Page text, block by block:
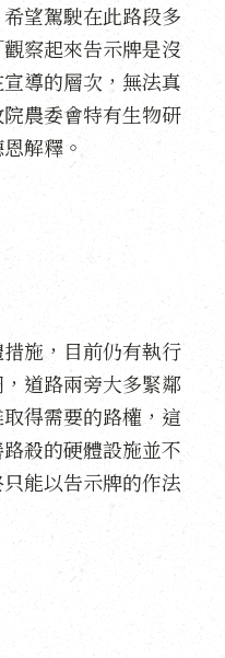
望駕駛在此路段多
察起來告示牌是沒
導的層次，無法真
農委會特有生物研
解釋。
施，目前仍有執行
道路兩旁大多緊鄰
得需要的路權，這
殺的硬體設施並不
能以告示牌的作法